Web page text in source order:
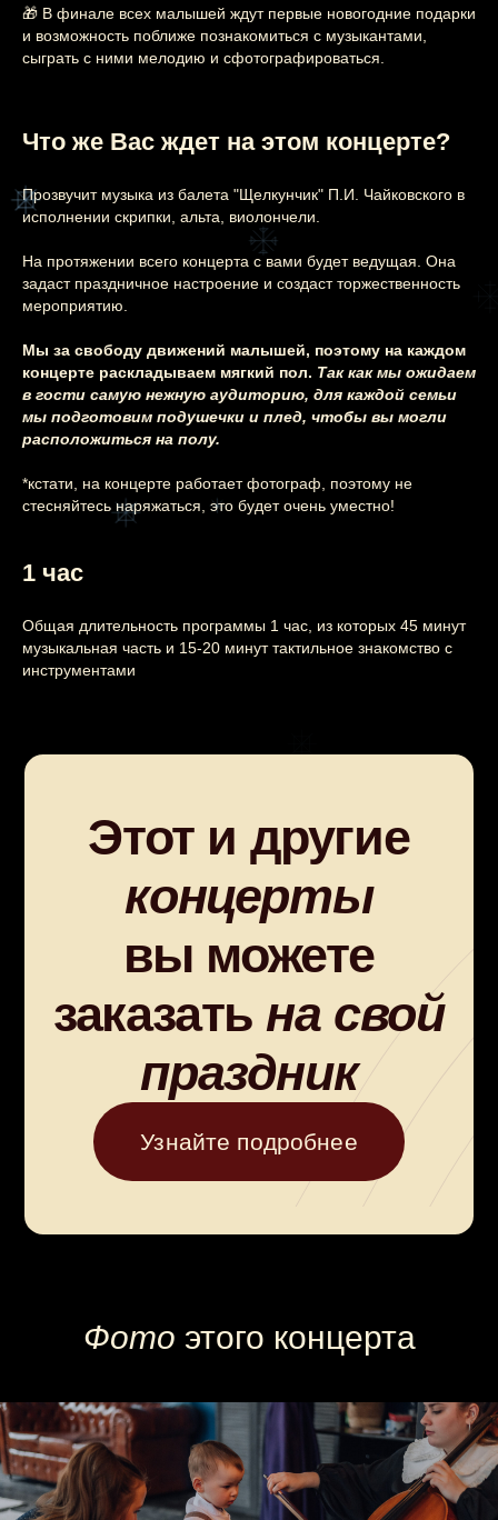
🎁 В финале всех малышей ждут первые новогодние подарки
и возможность поближе познакомиться с музыкантами,
сыграть с ними мелодию и сфотографироваться.
Что же Вас ждет на этом концерте?
Прозвучит музыка из балета "Щелкунчик" П.И. Чайковского в
исполнении скрипки, альта, виолончели.
На протяжении всего концерта с вами будет ведущая. Она
задаст праздничное настроение и создаст торжественность
мероприятию.
Мы за свободу движений малышей, поэтому на каждом
концерте раскладываем мягкий пол. Так как мы ожидаем
в гости самую нежную аудиторию, для каждой семьи
мы подготовим подушечки и плед, чтобы вы могли
расположиться на полу.
*кстати, на концерте работает фотограф, поэтому не
стесняйтесь наряжаться, это будет очень уместно!
1 час
Общая длительность программы 1 час, из которых 45 минут
музыкальная часть и 15-20 минут тактильное знакомство с
инструментами
Этот и другие
концерты
заказатьна свой
праздник
Фото этого концерта